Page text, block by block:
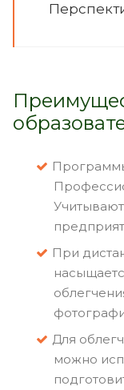
При
Для
можно